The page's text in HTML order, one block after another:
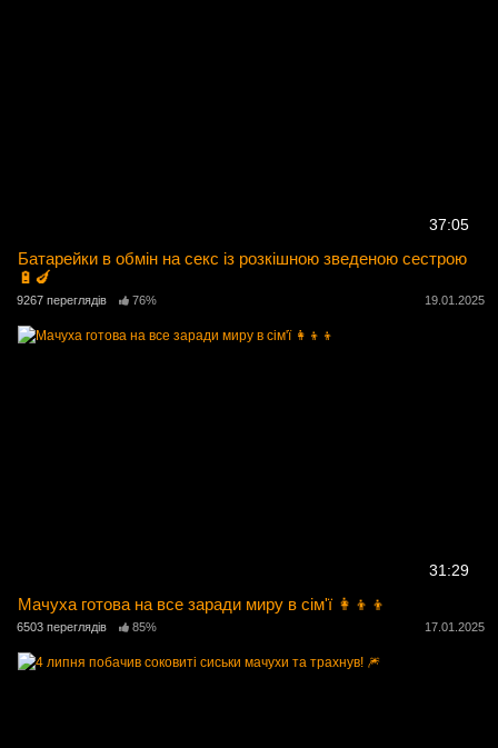
37:05
Батарейки в обмін на секс із розкішною зведеною сестрою
🔋🍆
9267 переглядів 76% 19.01.2025
31:29
Мачуха готова на все заради миру в сім'ї 👩‍👦‍👦
6503 переглядів 85% 17.01.2025